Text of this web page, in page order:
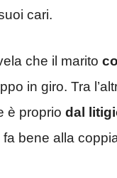
cari.
che il marito
in giro. Tra
è proprio dal
bene alla